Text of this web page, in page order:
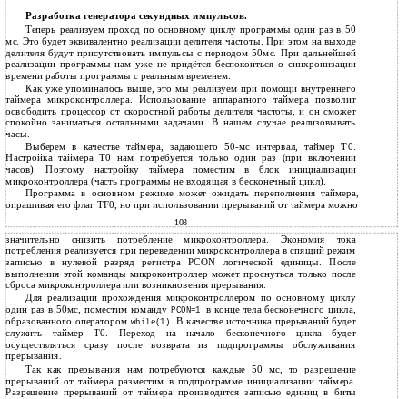
Разработка генератора секундных импульсов.
Теперь реализуем проход по основному циклу программы один раз в 50
мс. Это будет эквивалентно реализации делителя частоты. При этом на выходе
делителя будут присутствовать импульсы с периодом 50мс. При дальнейшей
реализации программы нам уже не придётся беспокоиться о синхронизации
времени работы программы с реальным временем.
Как уже упоминалось выше, это мы реализуем при помощи внутреннего
таймера микроконтроллера. Использование аппаратного таймера позволит
освободить процессор от скоростной работы делителя частоты, и он сможет
спокойно заниматься остальными задачами. В нашем случае реализовывать
часы.
Выберем в качестве таймера, задающего 50-мс интервал, таймер T0.
Настройка таймера T0 нам потребуется только один раз (при включении
часов). Поэтому настройку таймера поместим в блок инициализации
микроконтроллера (часть программы не входящая в бесконечный цикл).
Программа в основном режиме может ожидать переполнения таймера,
опрашивая его флаг TF0, но при использовании прерываний от таймера можно
108
значительно снизить потребление микроконтроллера. Экономия тока
потребления реализуется при переведении микроконтроллера в спящий режим
записью в нулевой разряд регистра PCON логической единицы. После
выполнения этой команды микроконтроллер может проснуться только после
сброса микроконтроллера или возникновения прерывания.
Для реализации прохождения микроконтроллером по основному циклу
один раз в 50мс, поместим командуPCON=1 в конце тела бесконечного цикла,
образованного оператором while(1). В качестве источника прерываний будет
служить таймер T0. Переход на начало бесконечного цикла будет
осуществляться сразу после возврата из подпрограммы обслуживания
прерывания.
Так как прерывания нам потребуются каждые 50 мс, то разрешение
прерываний от таймера разместим в подпрограмме инициализации таймера.
Разрешение прерываний от таймера производится записью единиц в биты